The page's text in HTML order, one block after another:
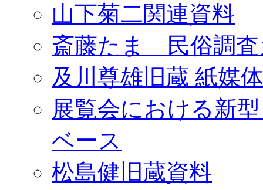
山下菊二関連資料
斎藤たま 民俗調査
及川尊雄旧蔵 紙媒
展覧会における新
ベース
松島健旧蔵資料